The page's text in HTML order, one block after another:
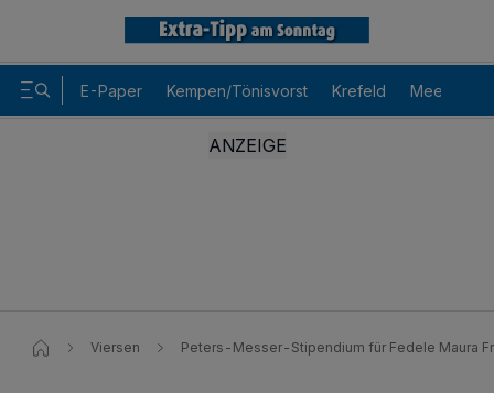
E-Paper Kempen/Tönisvorst Krefeld Meerbusch
Viersen Peters-Messer-Stipendium für Fedele Maura